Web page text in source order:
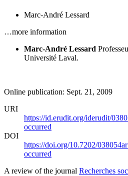
Marc-André Lessard
…more information
Marc-André Lessard
Université Laval.
Online publication: Sept. 21, 2009
URI
https://id.erudit.org/iderudit/
occurred
DOI
https://doi.org/10.7202/038054ar
occurred
A review of the journal Recherches